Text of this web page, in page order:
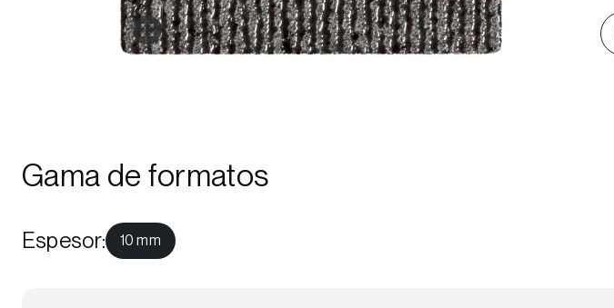
Gama de formatos
Espesor: 10 mm